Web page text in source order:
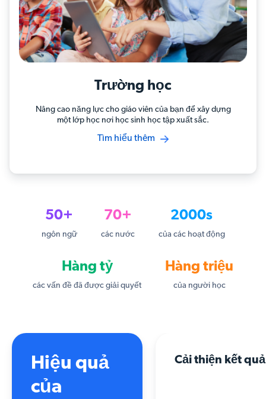
Trường học
Nâng cao năng lực cho giáo viên của bạn để xây dựng
một lớp học nơi học sinh học tập xuất sắc.
Tìm hiểu thêm
50+
ngôn ngữ
70+
các nước
2000s
của các hoạt động
Hàng tỷ
các vấn đề đã được giải quyết
Hàng triệu
của người học
Hiệu quả
của
Cải thiện kết quả